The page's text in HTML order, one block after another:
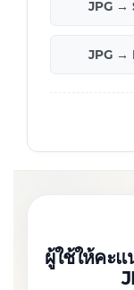
JPG →
JPG →
ผู้ใช้ให้คะแ